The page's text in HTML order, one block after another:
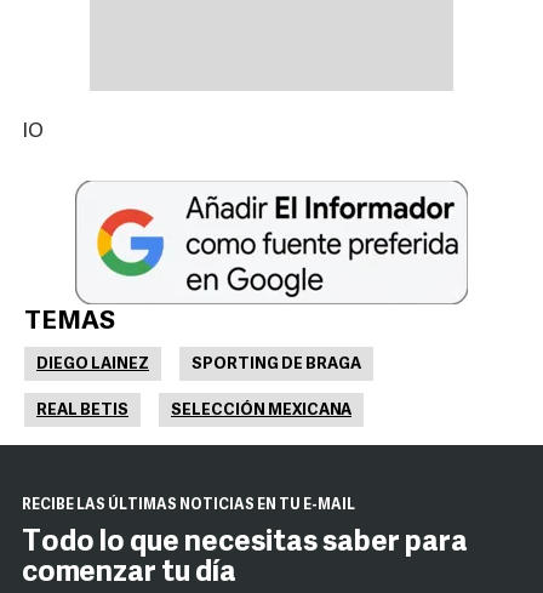
IO
TEMAS
DIEGO LAINEZ SPORTING DE BRAGA
REAL BETIS SELECCIÓN MEXICANA
RECIBE LAS ÚLTIMAS NOTICIAS EN TU E-MAIL
Todo lo que necesitas saber para
comenzar tu día